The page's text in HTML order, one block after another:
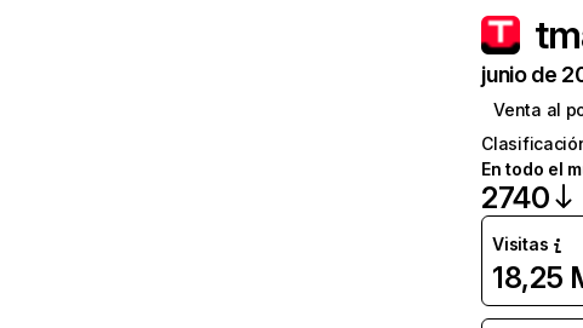
junio de
Venta al
En todo el
2740
Visitas
18,25